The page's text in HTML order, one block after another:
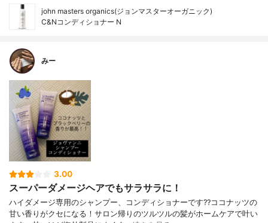
john masters organics(ジョンマスターオーガニック)
C&Nコンディショナー N
みー
3.00
スーパーダメージヘアでもサラサラに！
ハイダメージ専用のシャンプー、コンディショナーです??ココナッツの
甘い香りがクセになる！サロン帰りのツルツルの髪がホームケアで叶い